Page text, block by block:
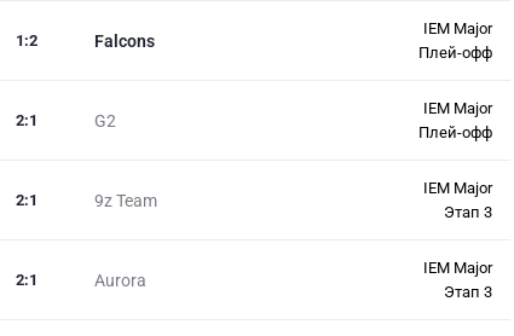
Falcons
1 :2
IEM Major
Плей-офф
G2
2:1
IEM Major
Плей-офф
9z Team
2:1
IEM Major
Этап 3
Aurora
2:1
IEM Major
Этап 3